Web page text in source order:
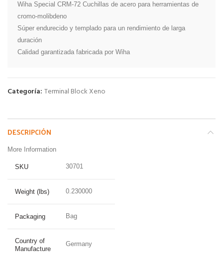
Wiha Special CRM-72 Cuchillas de acero para herramientas de
cromo-molibdeno
Súper endurecido y templado para un rendimiento de larga
duración
Calidad garantizada fabricada por Wiha
Categoría: Terminal Block Xeno
DESCRIPCIÓN
More Information
SKU 30701
Weight (lbs) 0.230000
Packaging Bag
Country of
Manufacture
Germany